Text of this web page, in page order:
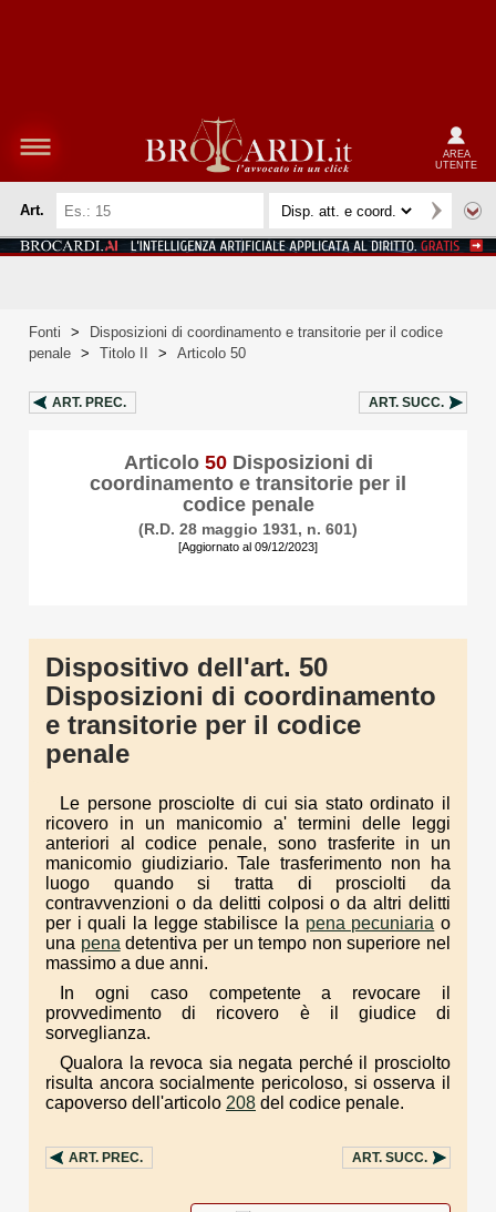
AREA
UTENTE
Art.
Fonti >
Disposizioni di coordinamento e transitorie per il codice
penale > Titolo II > Articolo 50
ART. PREC. ART. SUCC.
Articolo 50Disposizioni di
coordinamento e transitorie per il
codice penale
(R.D. 28 maggio 1931, n. 601)
[Aggiornato al 09/12/2023]
Dispositivo dell'art. 50
Disposizioni di coordinamento
e transitorie per il codice
penale
Le persone prosciolte di cui sia stato ordinato il
ricovero in un manicomio a' termini delle leggi
anteriori al codice penale, sono trasferite in un
manicomio giudiziario. Tale trasferimento non ha
luogo quando si tratta di prosciolti da
contravvenzioni o da delitti colposi o da altri delitti
per i quali la legge stabilisce la pena pecuniaria o
una pena detentiva per un tempo non superiore nel
massimo a due anni.
In ogni caso competente a revocare il
provvedimento di ricovero è il giudice di
sorveglianza.
Qualora la revoca sia negata perché il prosciolto
risulta ancora socialmente pericoloso, si osserva il
capoverso dell'articolo 208 del codice penale.
ART. PREC. ART. SUCC.